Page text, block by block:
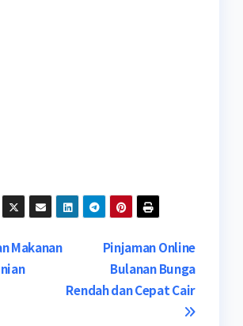
Pinjaman Online
Bulanan Bunga
Rendah dan Cepat Cair
Makanan